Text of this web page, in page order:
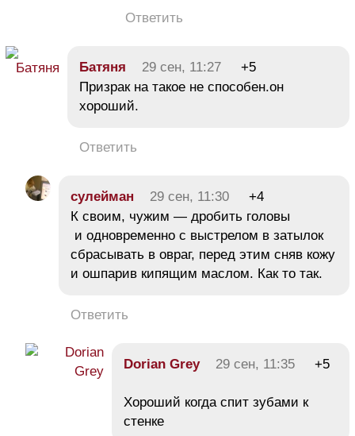
Ответить
Батяня 29 сен, 11:27
+5
Призрак на такое не способен.он
хороший.
Ответить
сулейман 29 сен, 11:30
+4
К своим, чужим — дробить головы
и одновременно с выстрелом в затылок
сбрасывать в овраг, перед этим сняв кожу
и ошпарив кипящим маслом. Как то так.
Ответить
Dorian Grey 29 сен, 11:35 +5
Хороший когда спит зубами к
стенке